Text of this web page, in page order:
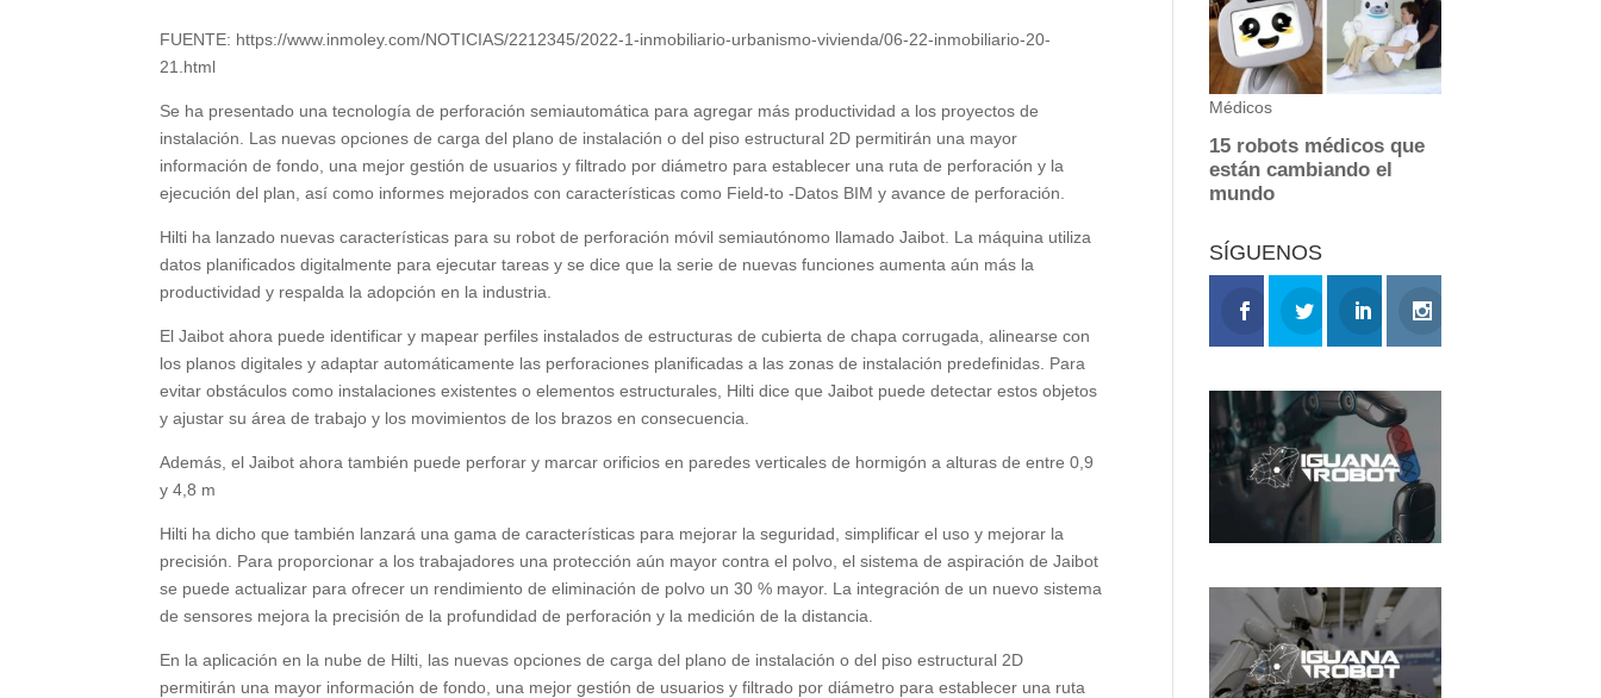
FUENTE: https://www.inmoley.com/NOTICIAS/2212345/2022-1-inmobiliario-urbanismo-vivienda/06-22-inmobiliario-20-
21.html
Se ha presentado una tecnología de perforación semiautomática para agregar más productividad a los proyectos de
instalación. Las nuevas opciones de carga del plano de instalación o del piso estructural 2D permitirán una mayor
información de fondo, una mejor gestión de usuarios y filtrado por diámetro para establecer una ruta de perforación y la
ejecución del plan, así como informes mejorados con características como Field-to -Datos BIM y avance de perforación.
Hilti ha lanzado nuevas características para su robot de perforación móvil semiautónomo llamado Jaibot. La máquina utiliza
datos planificados digitalmente para ejecutar tareas y se dice que la serie de nuevas funciones aumenta aún más la
productividad y respalda la adopción en la industria.
El Jaibot ahora puede identificar y mapear perfiles instalados de estructuras de cubierta de chapa corrugada, alinearse con
los planos digitales y adaptar automáticamente las perforaciones planificadas a las zonas de instalación predefinidas. Para
evitar obstáculos como instalaciones existentes o elementos estructurales, Hilti dice que Jaibot puede detectar estos objetos
y ajustar su área de trabajo y los movimientos de los brazos en consecuencia.
Además, el Jaibot ahora también puede perforar y marcar orificios en paredes verticales de hormigón a alturas de entre 0,9
y 4,8 m
Hilti ha dicho que también lanzará una gama de características para mejorar la seguridad, simplificar el uso y mejorar la
precisión. Para proporcionar a los trabajadores una protección aún mayor contra el polvo, el sistema de aspiración de Jaibot
se puede actualizar para ofrecer un rendimiento de eliminación de polvo un 30 % mayor. La integración de un nuevo sistema
de sensores mejora la precisión de la profundidad de perforación y la medición de la distancia.
En la aplicación en la nube de Hilti, las nuevas opciones de carga del plano de instalación o del piso estructural 2D
permitirán una mayor información de fondo, una mejor gestión de usuarios y filtrado por diámetro para establecer una ruta
SÍGUENOS